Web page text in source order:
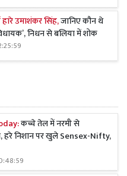
हारे उमाशंकर सिंह,जानिए कौन थे
निधन से बलिया में शोक
कच्चे तेल में नरमी से
निशान पर खुले Sensex-Nifty,